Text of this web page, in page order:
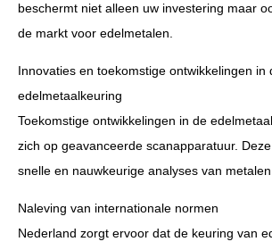
beschermt niet alleen uw investering maar
de markt voor edelmetalen.
Innovaties en toekomstige ontwikkelingen in
edelmetaalkeuring
Toekomstige ontwikkelingen in de
zich op geavanceerde scanapparatuur.
snelle en nauwkeurige analyses van metalen
Naleving van internationale normen
Nederland zorgt ervoor dat de keuring van